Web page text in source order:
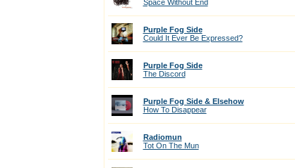
Space Without End
Purple Fog Side
Could It Ever Be Expressed?
Purple Fog Side
The Discord
Purple Fog Side & Elsehow
How To Disappear
Radiomun
Tot On The Mun